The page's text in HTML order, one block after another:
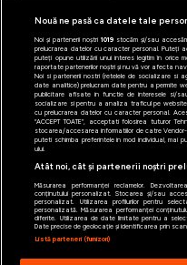
Special| 12:16
Politica
Nouă ne pasă ca datele tale
Noi și partenerii noștri 1019stocăm și/sau
prelucrarea datelor cu caracter personal. Puteți
puteți opune utilizării unui interes legitim în
raportate partenerilor noștri și nu vă vor afecta
Noi si partenerii nostri (retelele de socializare si
date analitice) prelucram date pentru a permite
publicitare afisate in functie de interesele si/
socializare si pentru a analiza traficul pe
cu prelucrarea datelor cu caracter personal.
“ACCEPT TOATE”, acceptati folosirea tuturor
stocarea/accesarea informatiilor de catre Vendor-ii
puteti schimba preferintele in mod individual,
ului.
Atât noi, cât și partenerii noștri
Măsurarea performanței reclamelor.
conținutului personalizat. Stocarea și/sau
personalizat. Utilizarea profilurilor pentru
personalizată. Măsurarea performanței
diferite. Utilizarea de date limitate pentru a
Date precise de geolocație și identificarea prin
Listă parteneri (furnizori)